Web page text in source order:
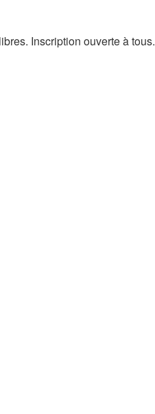
Inscription ouverte à tous.